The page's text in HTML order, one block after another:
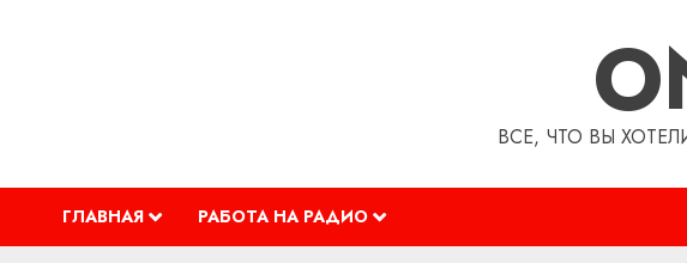
ВСЕ, ЧТО ВЫ
ГЛАВНАЯ РАБОТА НА РАДИО